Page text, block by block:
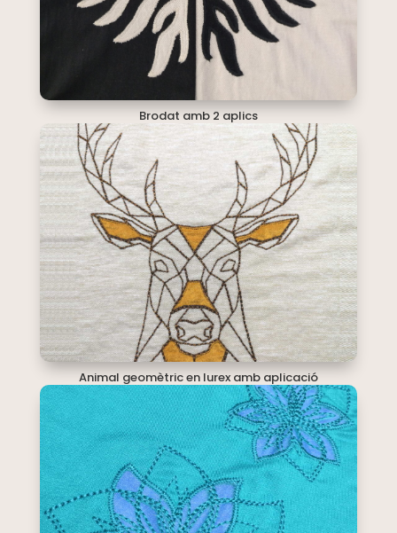
Brodat amb 2 aplics
Animal geomètric en lurex amb aplicació